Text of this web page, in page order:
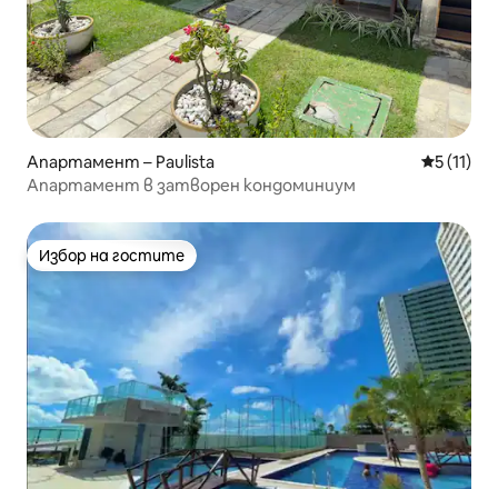
Апартамент – Paulista Средна
5 (11)
Апартамент в затворен кондоминиум
Избор на гостите
Избор на гостите